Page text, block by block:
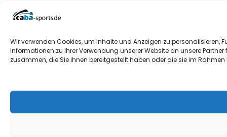
Wir verwenden Cookies, um Inhalte und Anzeigen zu
Informationen zu Ihrer Verwendung unserer Website an unsere
zusammen, die Sie ihnen bereitgestellt haben oder die sie im